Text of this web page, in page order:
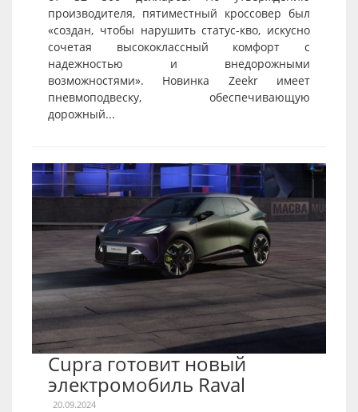
производителя, пятиместный кроссовер был
«создан, чтобы нарушить статус-кво, искусно
сочетая высококлассный комфорт с
надежностью и внедорожными
возможностями». Новинка Zeekr имеет
пневмоподвеску, обеспечивающую
дорожный...
Cupra готовит новый
электромобиль Raval
20.09.2024